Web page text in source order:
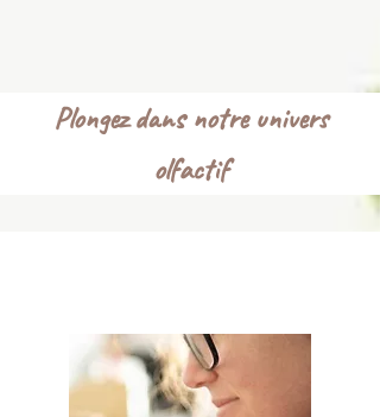
Plongez dans notre univers
olfactif